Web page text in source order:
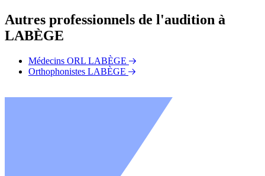
Autres professionnels de l'audition à
LABÈGE
Médecins ORL LABÈGE
Orthophonistes LABÈGE